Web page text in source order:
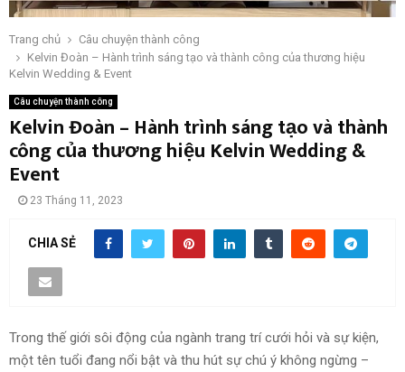
Trang chủ
Câu chuyện thành công
Kelvin Đoàn – Hành trình sáng tạo và thành công của thương hiệu
Kelvin Wedding & Event
Câu chuyện thành công
Kelvin Đoàn – Hành trình sáng tạo và thành
công của thương hiệu Kelvin Wedding &
Event
23 Tháng 11, 2023
CHIA SẺ
Trong thế giới sôi động của ngành trang trí cưới hỏi và sự kiện,
một tên tuổi đang nổi bật và thu hút sự chú ý không ngừng –